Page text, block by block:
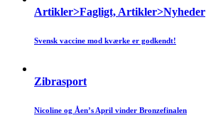
Artikler>Fagligt, Artikler>Nyheder
Svensk vaccine mod kværke er godkendt!
Zibrasport
Nicoline og Åen’s April vinder Bronzefinalen